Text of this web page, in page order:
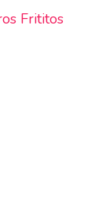
Frititos